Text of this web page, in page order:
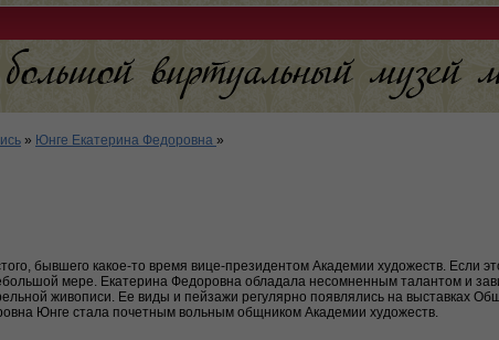
» Юнге Екатерина Федоровна »
бывшего какое-то время вице-президентом Академии художеств. Если
мере. Екатерина Федоровна обладала несомненным талантом и
живописи. Ее виды и пейзажи регулярно появлялись на выставках
Юнге стала почетным вольным общником Академии художеств.